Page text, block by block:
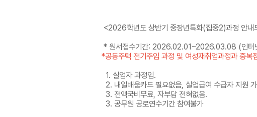
<2026학년도 상반기 중장년특화(집중2)과정 안내
* 원서접수기간: 2026.02.01~2026.03.08 (인터
*공동주택 전기주임 과정 및 여성재취업과정과 중복
1. 실업자 과정임.
2. 내일배움카드 필요없음, 실업급여 수급자 지원
3. 전액국비무료, 자부담 전혀없음.
3. 공무원 공로연수기간 참여불가